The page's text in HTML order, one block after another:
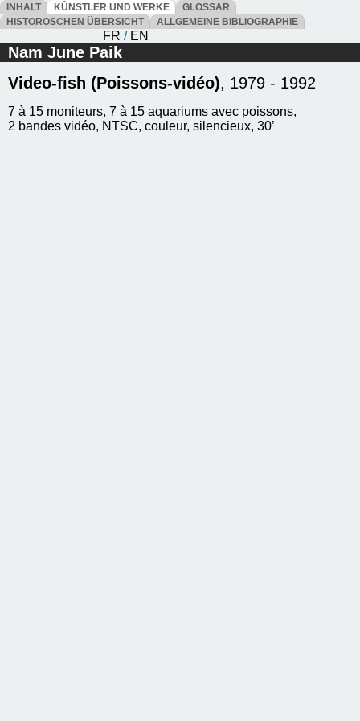
INHALT KÛNSTLER UND WERKE
GLOSSAR
HISTOROSCHEN ÜBERSICHT
ALLGEMEINE BIBLIOGRAPHIE
FR / EN
Nam June Paik